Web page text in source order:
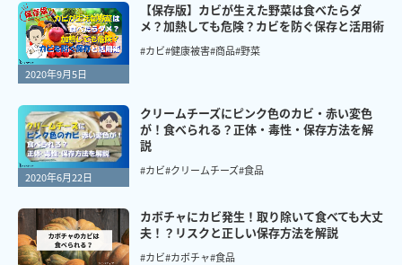
2020年9月5日
【保存版】カビが生えた野菜は食べたらダ
メ？加熱しても危険？カビを防ぐ保存と活用術
#カビ#健康被害#商品#野菜
2020年6月22日
クリームチーズにピンク色のカビ・赤い変色
が！食べられる？正体・毒性・保存方法を解
説
#カビ#クリームチーズ#食品
カボチャにカビ発生！取り除いて食べても大丈
夫！？リスクと正しい保存方法を解説
#カビ#カボチャ#食品